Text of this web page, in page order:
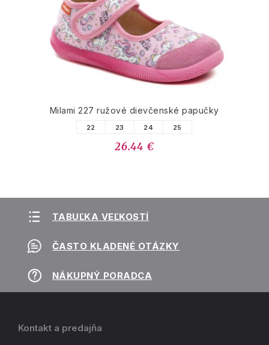
Milami 227 ružové dievčenské papučky
22 23 24 25
26.44 €
TABUĽKA VEĽKOSTÍ
ČASTO KLADENÉ OTÁZKY
NÁKUPNÝ PORADCA
Kontakt a predajňa